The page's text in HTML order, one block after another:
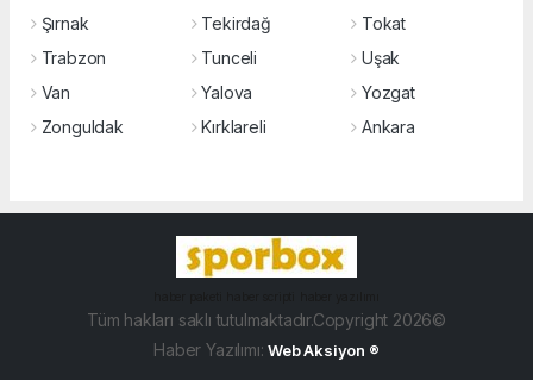
Şırnak
Tekirdağ
Tokat
Trabzon
Tunceli
Uşak
Van
Yalova
Yozgat
Zonguldak
Kırklareli Ankara
Tüm hakları saklı tutulmaktadır.Copyright 2026©
Haber Yazılımı:Web Aksiyon ®